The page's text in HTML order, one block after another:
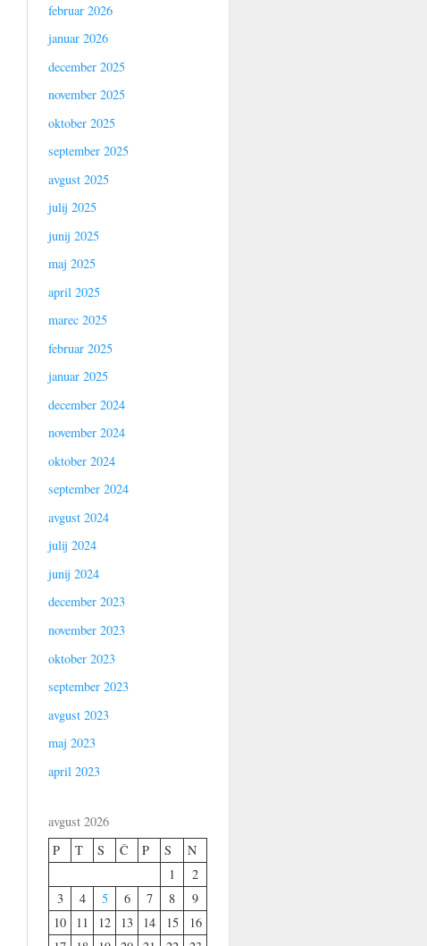
februar 2026
januar 2026
december 2025
november 2025
oktober 2025
september 2025
avgust 2025
julij 2025
junij 2025
maj 2025
april 2025
marec 2025
februar 2025
januar 2025
december 2024
november 2024
oktober 2024
september 2024
avgust 2024
julij 2024
junij 2024
december 2023
november 2023
oktober 2023
september 2023
avgust 2023
maj 2023
april 2023
avgust 2026
P
T S Č P S
N
1
2
3
4 5 6 7 8
9
10
11 12 13 14 15
16